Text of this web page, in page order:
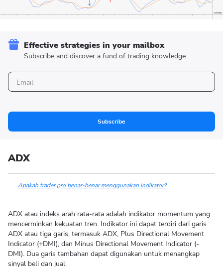
Effective strategies in your mailbox
Subscribe and discover a fund of trading knowledge
Subscribe
ADX
Apakah trader pro benar-benar menggunakan indikator?
ADX atau indeks arah rata-rata adalah indikator momentum yang
mencerminkan kekuatan tren. Indikator ini dapat terdiri dari garis
ADX atau tiga garis, termasuk ADX, Plus Directional Movement
Indicator (+DMI), dan Minus Directional Movement Indicator (-
DMI). Dua garis tambahan dapat digunakan untuk menangkap
sinyal beli dan jual.